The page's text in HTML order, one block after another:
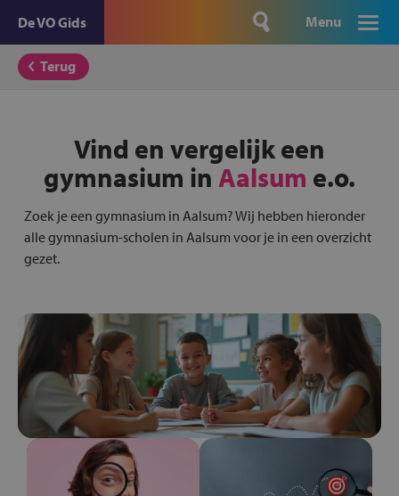
De VO Gids Menu
Terug
Vind en vergelijk een
gymnasium in Aalsum e.o.
Zoek je een gymnasium in Aalsum? Wij hebben hieronder
alle gymnasium-scholen in Aalsum voor je in een overzicht
gezet.